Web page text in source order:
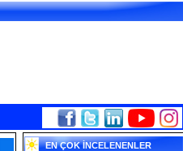
EN ÇOK İNCELENENLER